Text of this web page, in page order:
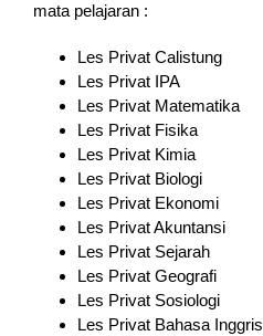
mata pelajaran :
Les Privat Calistung
Les Privat IPA
Les Privat Matematika
Les Privat Fisika
Les Privat Kimia
Les Privat Biologi
Les Privat Ekonomi
Les Privat Akuntansi
Les Privat Sejarah
Les Privat Geografi
Les Privat Sosiologi
Les Privat Bahasa Inggris